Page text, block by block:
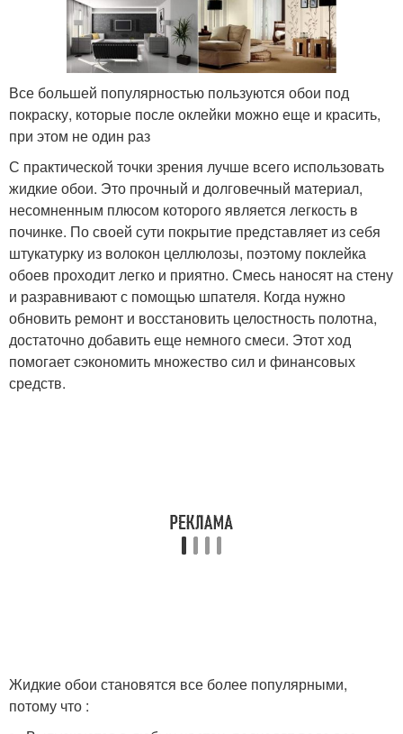
Все большей популярностью пользуются обои под
покраску, которые после оклейки можно еще и красить,
при этом не один раз
С практической точки зрения лучше всего использовать
жидкие обои. Это прочный и долговечный материал,
несомненным плюсом которого является легкость в
починке. По своей сути покрытие представляет из себя
штукатурку из волокон целлюлозы, поэтому поклейка
обоев проходит легко и приятно. Смесь наносят на стену
и разравнивают с помощью шпателя. Когда нужно
обновить ремонт и восстановить целостность полотна,
достаточно добавить еще немного смеси. Этот ход
помогает сэкономить множество сил и финансовых
средств.
Жидкие обои становятся все более популярными,
потому что :